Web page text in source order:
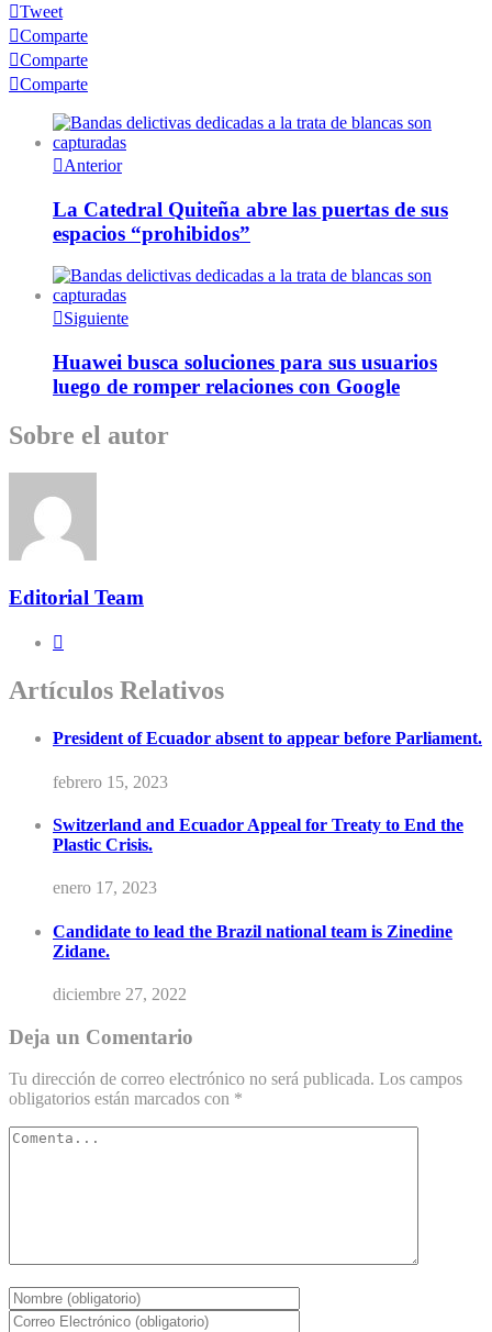
Tweet
Comparte
Comparte
Comparte
Anterior
La Catedral Quiteña abre las puertas de sus
espacios “prohibidos”
Siguiente
Huawei busca soluciones para sus usuarios
luego de romper relaciones con Google
Sobre el autor
Editorial Team
Artículos Relativos
President of Ecuador absent to appear before Parliament.
febrero 15, 2023
Switzerland and Ecuador Appeal for Treaty to End the
Plastic Crisis.
enero 17, 2023
Candidate to lead the Brazil national team is Zinedine
Zidane.
diciembre 27, 2022
Deja un Comentario
Tu dirección de correo electrónico no será publicada. Los campos
obligatorios están marcados con *